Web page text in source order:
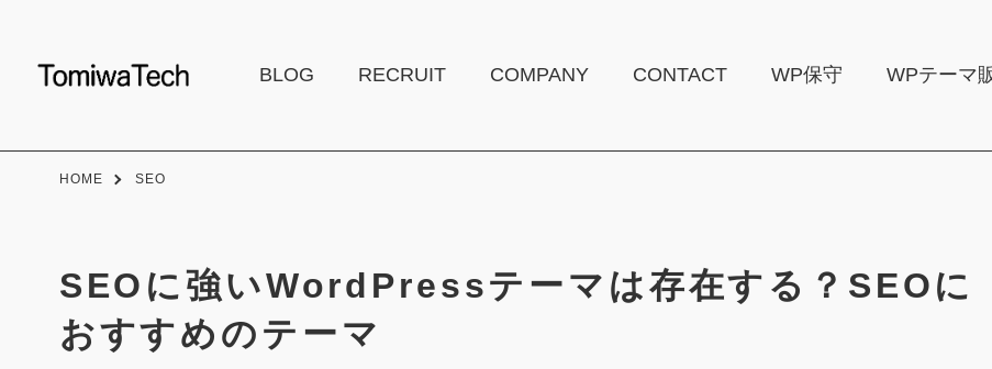
BLOG RECRUIT COMPANY CONTACT WP保守 WPテーマ
HOME SEO
SEOに強いWordPressテーマは存在する？SEOに
おすすめのテーマ